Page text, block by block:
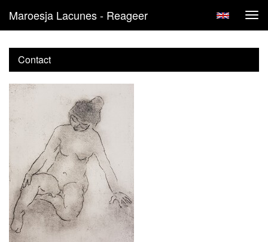
Maroesja Lacunes - Reageer
Contact